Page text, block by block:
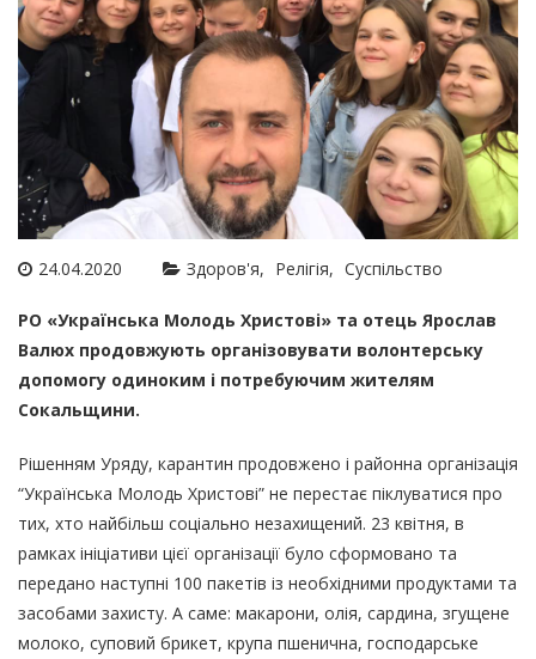
24.04.2020 Здоров'я Релігія Суспільство
РО «Українська Молодь Христові» та отець Ярослав
Валюх продовжують організовувати волонтерську
допомогу одиноким і потребуючим жителям
Сокальщини.
Рішенням Уряду, карантин продовжено і районна організація
“Українська Молодь Христові” не перестає піклуватися про
тих, хто найбільш соціально незахищений. 23 квітня, в
рамках ініціативи цієї організації було сформовано та
передано наступні 100 пакетів із необхідними продуктами та
засобами захисту. А саме: макарони, олія, сардина, згущене
молоко, суповий брикет, крупа пшенична, господарське